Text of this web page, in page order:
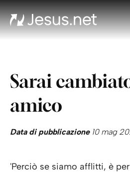
Sarai
amico
Data di pubblicazione10 mag
'Perciò se siamo afflitti, è